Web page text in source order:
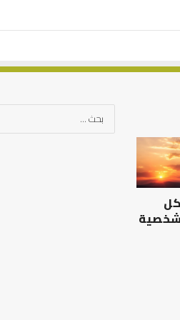
الرصيد
التربوي
والطفولة
المبكرة
..
كيف
شخصية